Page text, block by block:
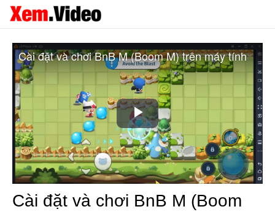
Play
Video
Cài đặt và chơi BnB M (Boom M) trên máy tính
Cài đặt và chơi BnB M (Boom